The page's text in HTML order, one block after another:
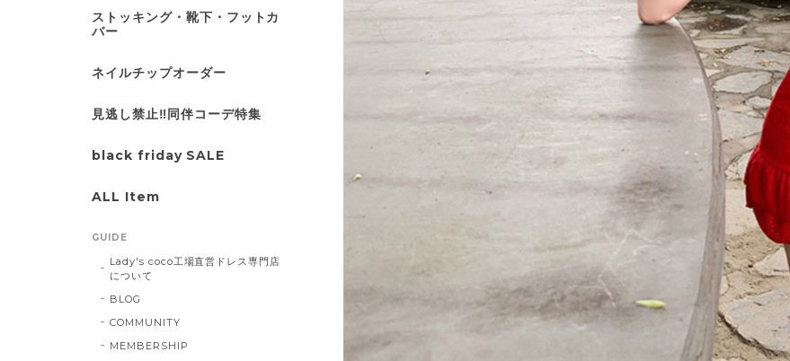
ストッキング・靴下・フットカ
バー
ネイルチップオーダー
見逃し禁止‼同伴コーデ特集
black friday SALE
ALL Item
GUIDE
Lady's coco工場直営ドレス専門店
について
BLOG
COMMUNITY
MEMBERSHIP